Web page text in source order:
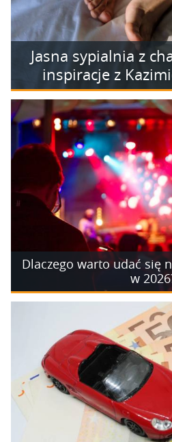
Jasna sypialnia z
inspiracje z
Dlaczego warto udać się
w